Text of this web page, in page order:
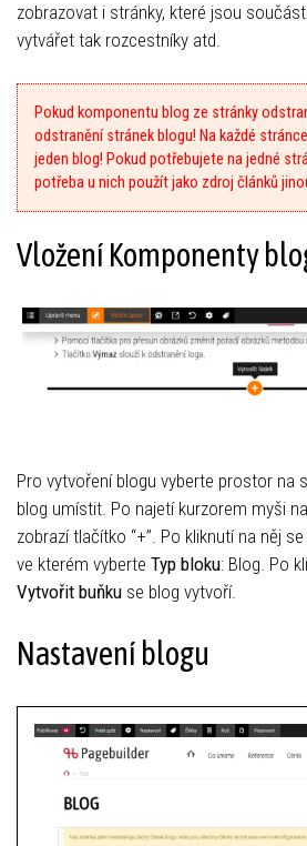
zobrazovat i stránky, které jsou
vytvářet tak rozcestníky atd.
Pokud komponentu blog ze stránky
odstranění stránek blogu! Na každé
jeden blog! Pokud potřebujete na jedné
potřeba u nich použít jako zdroj článků
Vložení Komponenty
Pro vytvoření blogu vyberte prostor na
blog umístit. Po najetí kurzorem myši
zobrazí tlačítko “+”. Po kliknutí na něj
ve kterém vyberte Typ bloku: Blog. Po
Vytvořit buňku se blog vytvoří.
Nastavení blogu